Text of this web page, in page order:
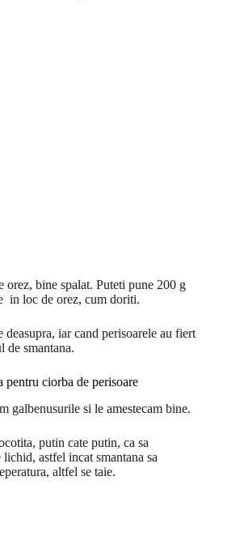
orez, bine spalat. Puteti pune 200 g
in loc de orez, cum doriti.
deasupra, iar cand perisoarele au fiert
de smantana.
pentru ciorba de perisoare
galbenusurile si le amestecam bine.
putin cate putin, ca sa
astfel incat smantana sa
altfel se taie.